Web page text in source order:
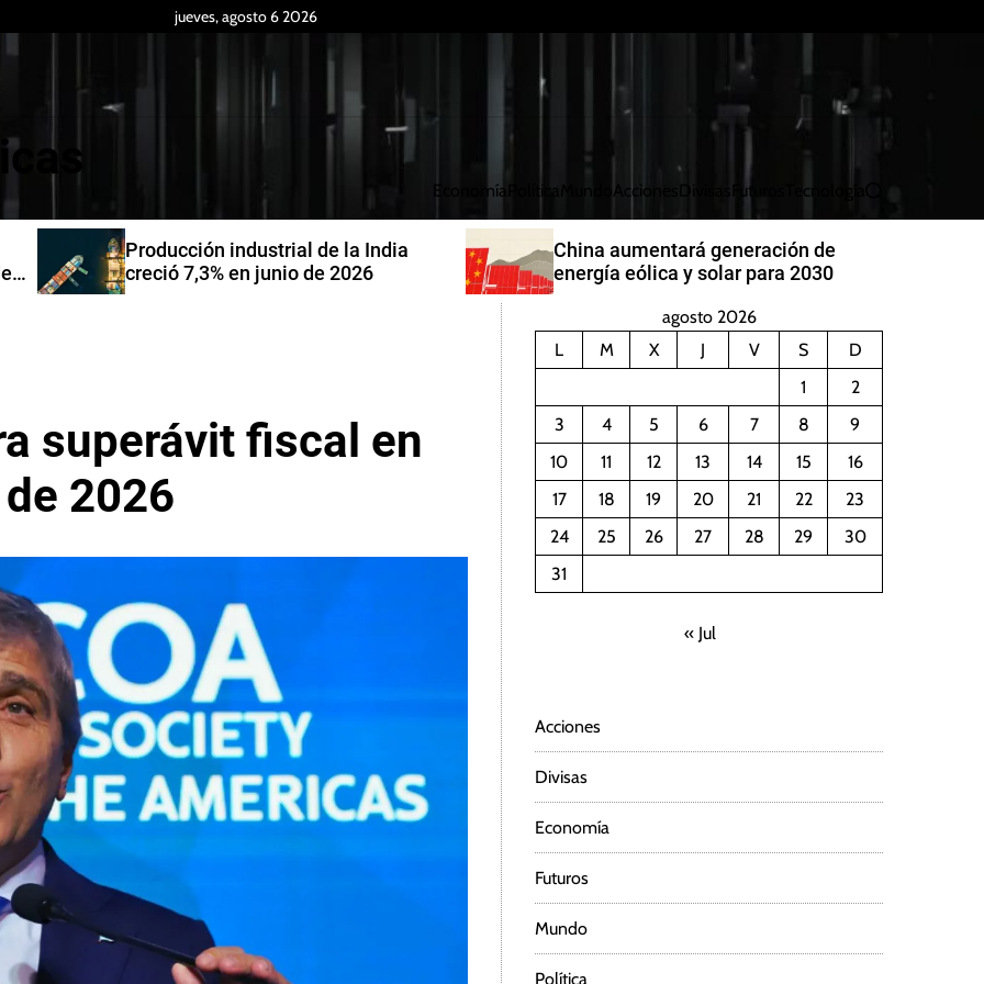
jueves, agosto 6 2026
Economía Política Acciones Divisas Futuros Tecnología
u
Producción industrial de la India
creció 7,3% en junio de 2026
China aumentará generación de
energía eólica y solar para 2030
superávit fiscal en
2026
agosto 2026
L
M X J V S
D
1
2
3
4 5 6 7 8
9
10
11 12 13 14 15
16
17
18 19 20 21 22
23
24
25 26 27 28 29
30
31
« Jul
Acciones
Divisas
Economía
Futuros
Mundo
Política